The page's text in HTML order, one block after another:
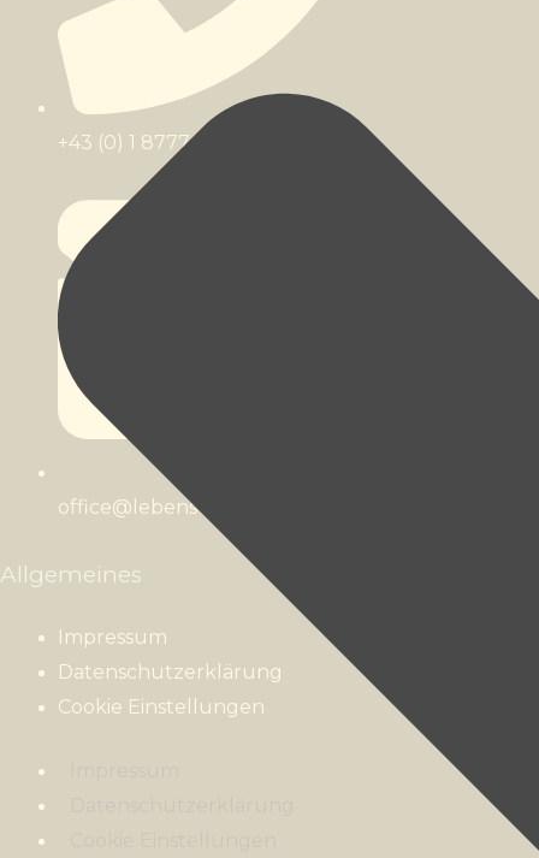
+43 (0) 1 8777 482
office@lebens-werte.at
Allgemeines
Impressum
Datenschutzerklärung
Cookie Einstellungen